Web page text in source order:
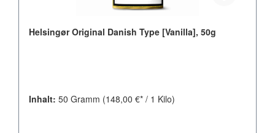
Helsingør Original Danish Type [Vanilla], 50g
Inhalt: 50 Gramm (148,00 €* / 1 Kilo)